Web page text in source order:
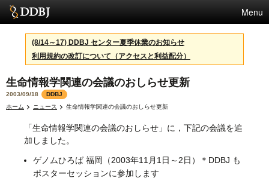
Menu
サービス
スパコン
統計
活動
センターについて
利用規約
(8/14～17) DDBJ センター夏季休業のお知らせ
利用規約の改訂について（アクセスと利益配分）
生命情報学関連の会議のおしらせ更新
2003/09/18
DDBJ
ホーム
ニュース 生命情報学関連の会議のおしらせ更新
「生命情報学関連の会議のおしらせ」に，下記の会議を追
加しました。
ゲノムひろば 福岡（2003年11月1日～2日）＊DDBJ も
ポスターセッションに参加します